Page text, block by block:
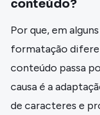
conteúdo?
Por que, em
formatação
conteúdo passa
causa é a
de caracteres e